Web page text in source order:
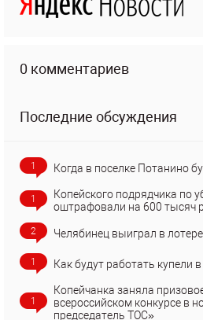
0 комментариев
Последние обсуждения
1 Когда в поселке Потанино
1
Копейского подрядчика по
оштрафовали на 600 тысяч
2 Челябинец выиграл в
1 Как будут работать купели
1
Копейчанка заняла
всероссийском конкурсе в
председатель ТОС»